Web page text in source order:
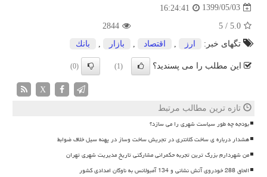
1399/05/03
16:24:41
5.0
/
5
2844
تگهای خبر:
ارز اقتصاد بازار بانك
این مطلب را می پسندید؟ (1)
(0)
X
تازه ترین مطالب مرتبط
بودجه چه طور سیاست شهری را می سازد؟
هشدار درباره ی ساخت کلانتری در تجریش ساخت وساز در پهنه سیل خلاف ضوابط
من شهردارم بزرگ ترین تجربه حکمرانی مشارکتی تاریخ مدیریت شهری تهران
الحاق 288 خودروی آتش نشانی و 134 آمبولانس به ناوگان امدادی کشور